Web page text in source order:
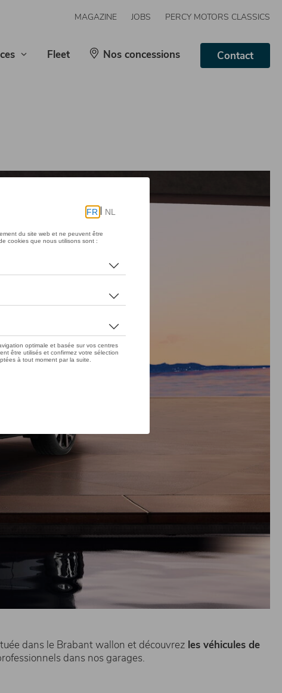
MAGAZINE JOBS PERCY MOTORS CLASSICS
Fleet Nos concessions Contact
dans le Brabant wallon et découvrez les véhicules de
dans nos garages.